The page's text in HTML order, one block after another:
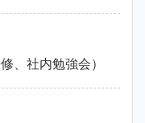
、社内勉強会）